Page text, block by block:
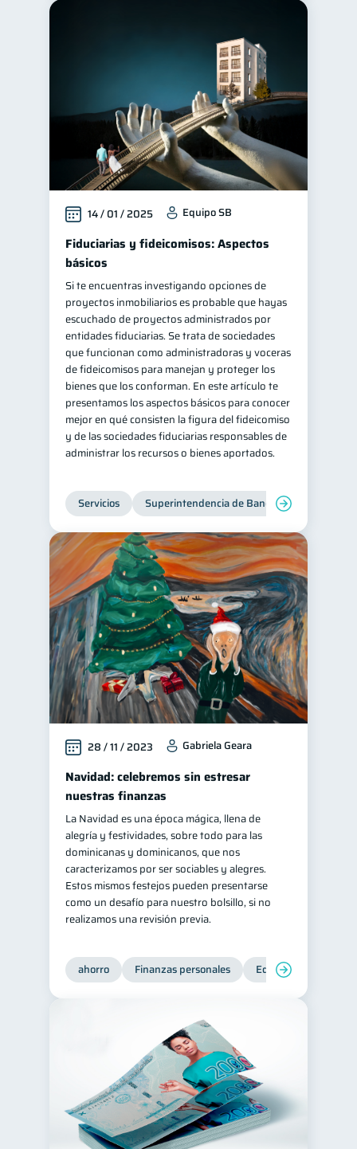
14 / 01 / 2025 Equipo SB
Fiduciarias y fideicomisos: Aspectos
básicos
Si te encuentras investigando opciones de
proyectos inmobiliarios es probable que hayas
escuchado de proyectos administrados por
entidades fiduciarias. Se trata de sociedades
que funcionan como administradoras y voceras
de fideicomisos para manejan y proteger los
bienes que los conforman. En este artículo te
presentamos los aspectos básicos para conocer
mejor en qué consisten la figura del fideicomiso
y de las sociedades fiduciarias responsables de
administrar los recursos o bienes aportados.
Servicios Superintendencia de Bancos
28 / 11 / 2023 Gabriela Geara
Navidad: celebremos sin estresar
nuestras finanzas
La Navidad es una época mágica, llena de
alegría y festividades, sobre todo para las
dominicanas y dominicanos, que nos
caracterizamos por ser sociables y alegres.
Estos mismos festejos pueden presentarse
como un desafío para nuestro bolsillo, si no
realizamos una revisión previa.
ahorro Finanzas personales Educación financiera